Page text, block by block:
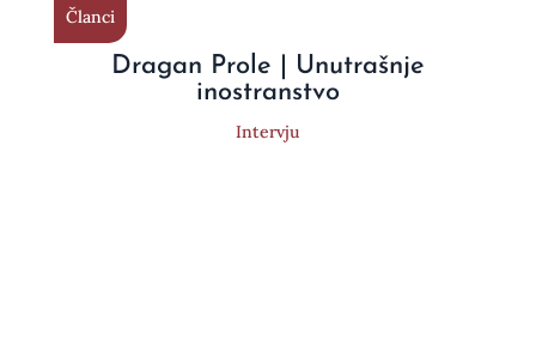
Članci
Dragan Prole | Unutrašnje
inostranstvo
Intervju